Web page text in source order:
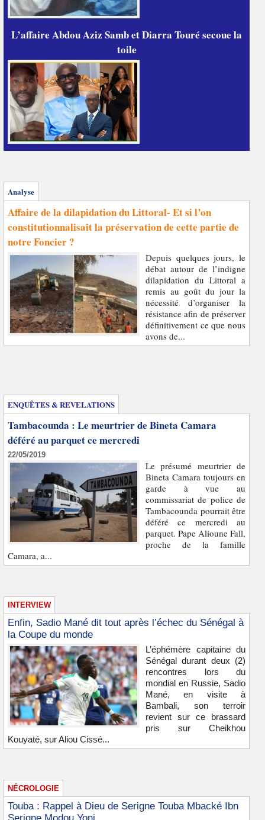
L’affaire Abdou Aziz Samb et Diarra Touré secoue la
toile
Analyse
Affaire de la dilapidation du Littoral- Et si l’on
constitutionnalisait la préservation de cette partie de
notre Foncier ?
Depuis quelques jours, le
débat autour de l’indigne
dilapidation du Littoral a
remis au goût du jour la
nécessité d’organiser la
résistance afin de préserver
définitivement ce que nous
avons de...
ENQUÊTES & REVELATIONS
Tambacounda : Le meurtrier de Bineta Camara
déféré au parquet ce mercredi
22/05/2019
Le présumé meurtrier de
Bineta Camara toujours en
garde à vue au
commissariat de police de
Tambacounda pourrait être
déféré ce mercredi au
parquet. Pape Alioune Fall,
proche de la famille
Camara, a...
INTERVIEW
Enfin, Sadio Mané dit tout après l’échec du Sénégal à
la Coupe du monde
L’éphémère capitaine du
Sénégal durant deux (2)
rencontres lors du
mondial en Russie, Sadio
Mané, en visite à
Bambali, son terroir
revient sur ce brassard
pris sur Cheikhou
Kouyaté, sur Aliou Cissé...
NÉCROLOGIE
Touba : Rappel à Dieu de Serigne Touba Mbacké Ibn